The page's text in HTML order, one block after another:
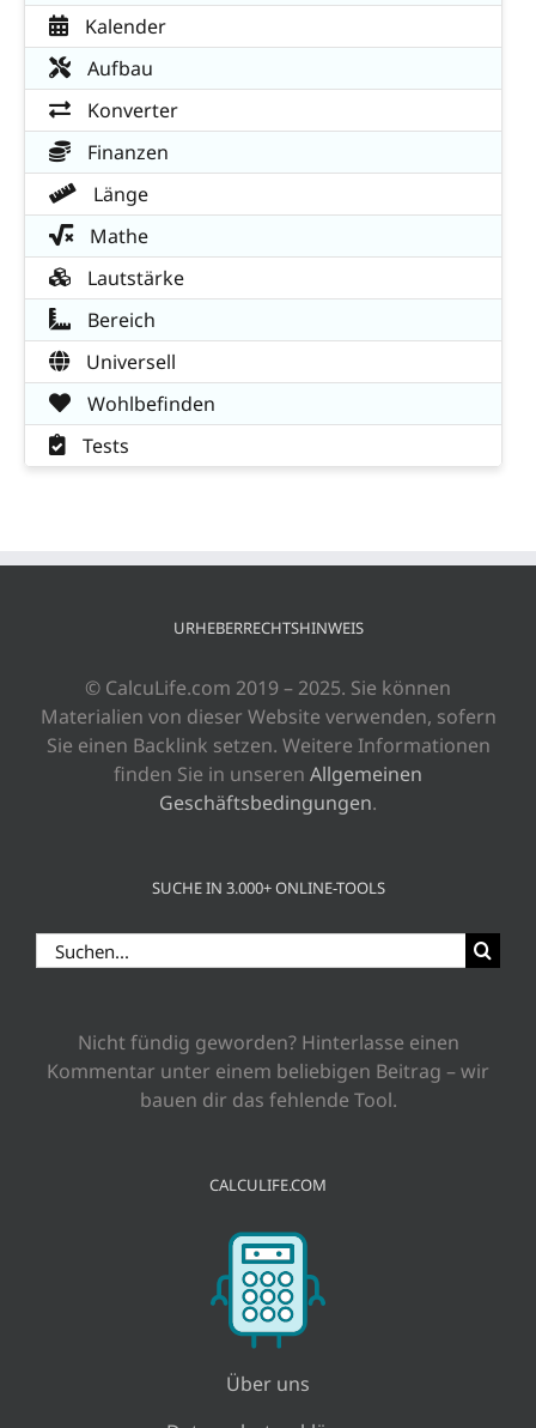
Kalender
Aufbau
Konverter
Finanzen
Länge
Mathe
Lautstärke
Bereich
Universell
Wohlbefinden
Tests
URHEBERRECHTSHINWEIS
© CalcuLife.com 2019 – 2025. Sie können
Materialien von dieser Website verwenden, sofern
Sie einen Backlink setzen. Weitere Informationen
finden Sie in unseren Allgemeinen
Geschäftsbedingungen.
SUCHE IN 3.000+ ONLINE-TOOLS
Suche
nach:
Nicht fündig geworden? Hinterlasse einen
Kommentar unter einem beliebigen Beitrag – wir
bauen dir das fehlende Tool.
CALCULIFE.COM
Über uns